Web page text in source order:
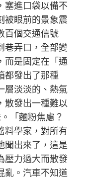
塞進口袋以備不
被眼前的景象震
百個交通信號
巷弄口，全部變
而是固定在「通
都發出了那種
層淡淡的、熱氣
散發出一種難以
「麵粉焦慮？
料學家，對所有
聞出來了，這是
壓力過大而散發
亂。汽車不知道